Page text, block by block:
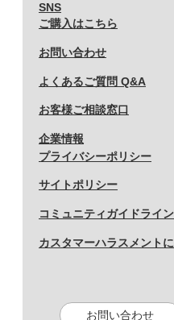
SNS
ご購入はこちら
お問い合わせ
よくあるご質問 Q&A
お客様ご相談窓口
企業情報
プライバシーポリシー
サイトポリシー
コミュニティガイドライン
カスタマーハラスメント
お問い合わせ